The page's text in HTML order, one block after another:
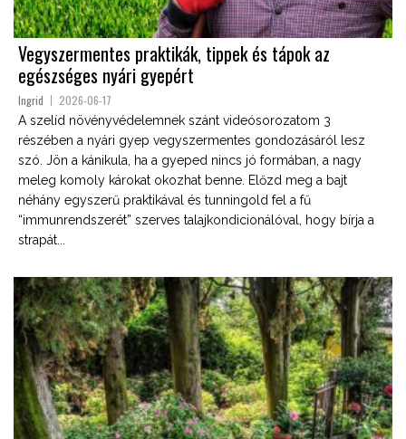
Vegyszermentes praktikák, tippek és tápok az
egészséges nyári gyepért
Ingrid 2026-06-17
A szelíd növényvédelemnek szánt videósorozatom 3
részében a nyári gyep vegyszermentes gondozásáról lesz
szó. Jön a kánikula, ha a gyeped nincs jó formában, a nagy
meleg komoly károkat okozhat benne. Előzd meg a bajt
néhány egyszerű praktikával és tunningold fel a fű
“immunrendszerét” szerves talajkondicionálóval, hogy bírja a
strapát...